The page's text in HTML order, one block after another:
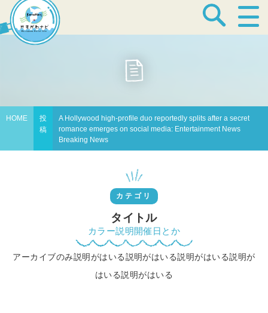
宿泊・温泉
見どころ
特産品
HOME
投
稿
A Hollywood high-profile duo reportedly splits after a secret
romance emerges on social media: Entertainment News
Breaking News
カテゴリ
タイトル
カラー説明開催日とか
アーカイブのみ説明がはいる説明がはいる説明がはいる説明が
はいる説明がはいる